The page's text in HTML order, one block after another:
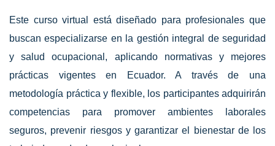
Este curso virtual está diseñado para profesionales que
buscan especializarse en la gestión integral de seguridad
y salud ocupacional, aplicando normativas y mejores
prácticas vigentes en Ecuador. A través de una
metodología práctica y flexible, los participantes adquirirán
competencias para promover ambientes laborales
seguros, prevenir riesgos y garantizar el bienestar de los